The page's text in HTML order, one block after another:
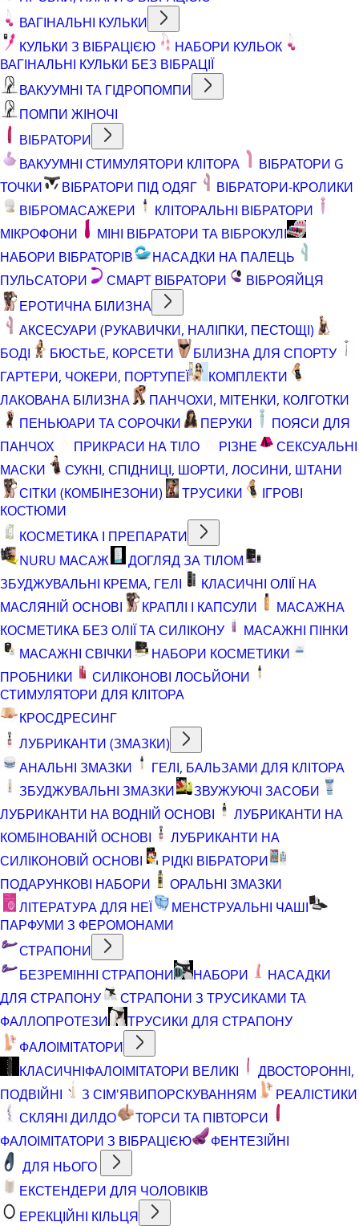
ВАГІНАЛЬНІ КУЛЬКИ
КУЛЬКИ З ВІБРАЦІЄЮ
НАБОРИ КУЛЬОК
ВАГІНАЛЬНІ КУЛЬКИ БЕЗ ВІБРАЦІЇ
ВАКУУМНІ ТА ГІДРОПОМПИ
ПОМПИ ЖІНОЧІ
ВІБРАТОРИ
ВАКУУМНІ СТИМУЛЯТОРИ КЛІТОРА
ВІБРАТОРИ G
ТОЧКИ
ВІБРАТОРИ ПІД ОДЯГ
ВІБРАТОРИ-КРОЛИКИ
ВІБРОМАСАЖЕРИ
КЛІТОРАЛЬНІ ВІБРАТОРИ
МІКРОФОНИ
МІНІ ВІБРАТОРИ ТА ВІБРОКУЛІ
НАБОРИ ВІБРАТОРІВ
НАСАДКИ НА ПАЛЕЦЬ
ПУЛЬСАТОРИ
СМАРТ ВІБРАТОРИ
ВІБРОЯЙЦЯ
ЕРОТИЧНА БІЛИЗНА
АКСЕСУАРИ (РУКАВИЧКИ, НАЛІПКИ, ПЕСТОЩІ)
БОДІ
БЮСТЬЕ, КОРСЕТИ
БІЛИЗНА ДЛЯ СПОРТУ
ГАРТЕРИ, ЧОКЕРИ, ПОРТУПЕЇ
КОМПЛЕКТИ
ЛАКОВАНА БІЛИЗНА
ПАНЧОХИ, МІТЕНКИ, КОЛГОТКИ
ПЕНЬЮАРИ ТА СОРОЧКИ
ПЕРУКИ
ПОЯСИ ДЛЯ
ПАНЧОХ
ПРИКРАСИ НА ТІЛО РІЗНЕ
СЕКСУАЛЬНІ
МАСКИ
СУКНІ, СПІДНИЦІ, ШОРТИ, ЛОСИНИ, ШТАНИ
СІТКИ (КОМБІНЕЗОНИ)
ТРУСИКИ
ІГРОВІ
КОСТЮМИ
КОСМЕТИКА І ПРЕПАРАТИ
NURU МАСАЖ
ДОГЛЯД ЗА ТІЛОМ
ЗБУДЖУВАЛЬНІ КРЕМА, ГЕЛІ
КЛАСИЧНІ ОЛІЇ НА
МАСЛЯНІЙ ОСНОВІ
КРАПЛІ І КАПСУЛИ
МАСАЖНА
КОСМЕТИКА БЕЗ ОЛІЇ ТА СИЛІКОНУ
МАСАЖНІ ПІНКИ
МАСАЖНІ СВІЧКИ
НАБОРИ КОСМЕТИКИ
ПРОБНИКИ
СИЛІКОНОВІ ЛОСЬЙОНИ
СТИМУЛЯТОРИ ДЛЯ КЛІТОРА
КРОСДРЕСИНГ
ЛУБРИКАНТИ (ЗМАЗКИ)
АНАЛЬНІ ЗМАЗКИ
ГЕЛІ, БАЛЬЗАМИ ДЛЯ КЛІТОРА
ЗБУДЖУВАЛЬНІ ЗМАЗКИ
ЗВУЖУЮЧІ ЗАСОБИ
ЛУБРИКАНТИ НА ВОДНІЙ ОСНОВІ
ЛУБРИКАНТИ НА
КОМБІНОВАНІЙ ОСНОВІ
ЛУБРИКАНТИ НА
СИЛІКОНОВІЙ ОСНОВІ
РІДКІ ВІБРАТОРИ
ПОДАРУНКОВІ НАБОРИ
ОРАЛЬНІ ЗМАЗКИ
ЛІТЕРАТУРА ДЛЯ НЕЇ
МЕНСТРУАЛЬНІ ЧАШІ
ПАРФУМИ З ФЕРОМОНАМИ
СТРАПОНИ
БЕЗРЕМІННІ СТРАПОНИ
НАБОРИ
НАСАДКИ
ДЛЯ СТРАПОНУ
СТРАПОНИ З ТРУСИКАМИ ТА
ФАЛЛОПРОТЕЗИ
ТРУСИКИ ДЛЯ СТРАПОНУ
ФАЛОІМІТАТОРИ
КЛАСИЧНІФАЛОІМІТАТОРИ ВЕЛИКІ
ДВОСТОРОННІ,
ПОДВІЙНІ
З СІМ'ЯВИПОРСКУВАННЯМ
РЕАЛІСТИКИ
СКЛЯНІ ДИЛДО
ТОРСИ ТА ПІВТОРСИ
ФАЛОІМІТАТОРИ З ВІБРАЦІЄЮ
ФЕНТЕЗІЙНІ
ДЛЯ НЬОГО
ЕКСТЕНДЕРИ ДЛЯ ЧОЛОВІКІВ
ЕРЕКЦІЙНІ КІЛЬЦЯ